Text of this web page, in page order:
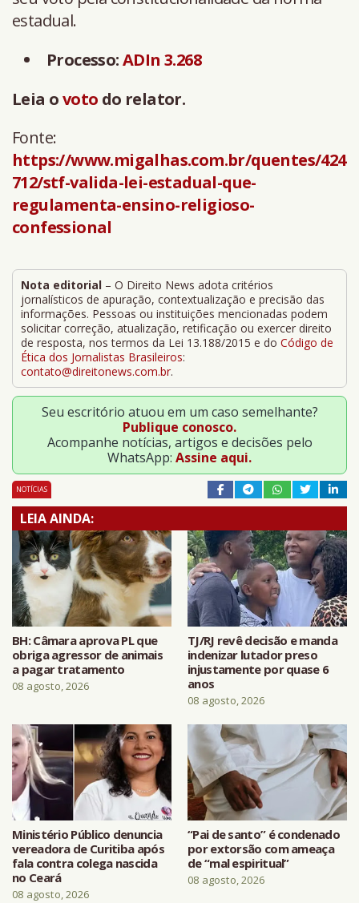
estadual.
Processo:ADIn 3.268
Leia ovoto do relator.
Fonte:
https://www.migalhas.com.br/quentes/424
712/stf-valida-lei-estadual-que-
regulamenta-ensino-religioso-
confessional
Nota editorial – O Direito News adota critérios
jornalísticos de apuração, contextualização e precisão das
informações. Pessoas ou instituições mencionadas podem
solicitar correção, atualização, retificação ou exercer direito
de resposta, nos termos da Lei 13.188/2015 e do Código de
Ética dos Jornalistas Brasileiros:
contato@direitonews.com.br.
Seu escritório atuou em um caso semelhante?
Publique conosco.
Acompanhe notícias, artigos e decisões pelo
WhatsApp: Assine aqui.
NOTÍCIAS
LEIA AINDA:
BH: Câmara aprova PL que
obriga agressor de animais
a pagar tratamento
08 agosto, 2026
TJ/RJ revê decisão e manda
indenizar lutador preso
injustamente por quase 6
anos
08 agosto, 2026
Ministério Público denuncia
vereadora de Curitiba após
fala contra colega nascida
no Ceará
08 agosto, 2026
“Pai de santo” é condenado
por extorsão com ameaça
de “mal espiritual”
08 agosto, 2026